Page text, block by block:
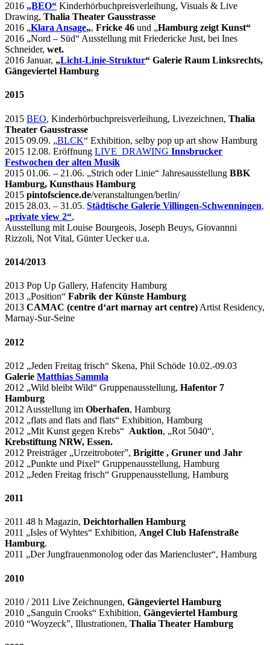
2016 „BEO“ Kinderhörbuchpreisverleihung, Visuals & Live
Drawing, Thalia Theater Gausstrasse
2016 „Klara Ansage„, Fricke 46 und „Hamburg zeigt Kunst“
2016 „Nord – Süd“ Ausstellung mit Friedericke Just, bei Ines
Schneider, wet.
2016 Januar, „Licht-Linie-Struktur“ Galerie Raum Linksrechts,
Gängeviertel Hamburg
2015
2015 BEO, Kinderhörbuchpreisverleihung, Livezeichnen, Thalia
Theater Gausstrasse
2015 09.09. „BLCK“ Exhibition, selby pop up art show Hamburg
2015 12.08. Eröffnung LIVE_DRAWING Innsbrucker
Festwochen der alten Musik
2015 01.06. – 21.06. „Strich oder Linie“ Jahresausstellung BBK
Hamburg, Kunsthaus Hamburg
2015 pintofscience.de/veranstaltungen/berlin/
2015 28.03. – 31.05. Städtische Galerie Villingen-Schwenningen,
„private view 2“,
Ausstellung mit Louise Bourgeois, Joseph Beuys, Giovannni
Rizzoli, Not Vital, Günter Uecker u.a.
2014/2013
2013 Pop Up Gallery, Hafencity Hamburg
2013 „Position“ Fabrik der Künste Hamburg
2013 CAMAC (centre d‘art marnay art centre) Artist Residency,
Marnay-Sur-Seine
2012
2012 „Jeden Freitag frisch“ Skena, Phil Schöde 10.02.-09.03
Galerie Matthias Sammla
2012 „Wild bleibt Wild“ Gruppenausstellung, Hafentor 7
Hamburg
2012 Ausstellung im Oberhafen, Hamburg
2012 „flats and flats and flats“ Exhibition, Hamburg
2012 „Mit Kunst gegen Krebs“ Auktion, „Rot 5040“,
Krebstiftung NRW, Essen.
2012 Preisträger „Urzeitroboter”, Brigitte , Gruner und Jahr
2012 „Punkte und Pixel“ Gruppenausstellung, Hamburg
2012 „Jeden Freitag frisch“ Gruppenausstellung, Hamburg
2011
2011 48 h Magazin, Deichtorhallen Hamburg
2011 „Isles of Wyhtes“ Exhibition, Angel Club Hafenstraße
Hamburg.
2011 „Der Jungfrauenmonolog oder das Mariencluster“, Hamburg
2010
2010 / 2011 Live Zeichnungen, Gängeviertel Hamburg
2010 „Sanguin Crooks“ Exhibition, Gängeviertel Hamburg
2010 “Woyzeck”, Illustrationen, Thalia Theater Hamburg